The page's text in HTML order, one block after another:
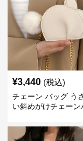
¥3,440 (税込)
チェーン バッグ う
い斜めがけチェーン